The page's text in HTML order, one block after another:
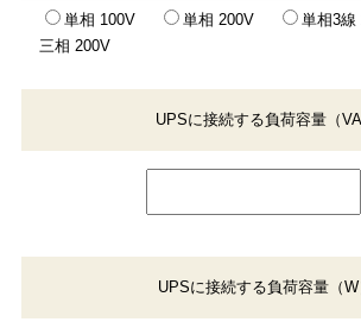
単相 100V 単相 200V
単相3線
三相 200V
UPSに接続する負荷容量（VA
UPSに接続する負荷容量（W